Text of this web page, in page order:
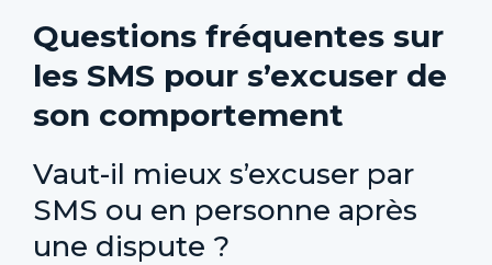
Questions fréquentes sur
les SMS pour s’excuser de
son comportement
Vaut-il mieux s’excuser par
SMS ou en personne après
une dispute ?